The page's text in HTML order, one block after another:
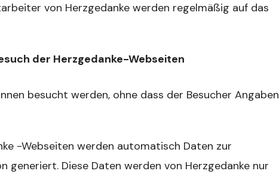
von Herzgedanke werden regelmäßig auf das
der Herzgedanke-Webseiten
besucht werden, ohne dass der Besucher Angaben
-Webseiten werden automatisch Daten zur
generiert. Diese Daten werden von Herzgedanke nur